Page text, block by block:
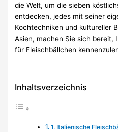
die Welt, um die sieben
entdecken, jedes mit seiner
Kochtechniken und kultureller
Asien, machen Sie sich bereit,
für Fleischbällchen
Inhaltsverzeichnis
1. Italienische